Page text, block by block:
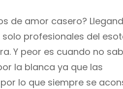
de amor casero?
profesionales del
Y peor es cuando no
la blanca ya que las
lo que siempre se